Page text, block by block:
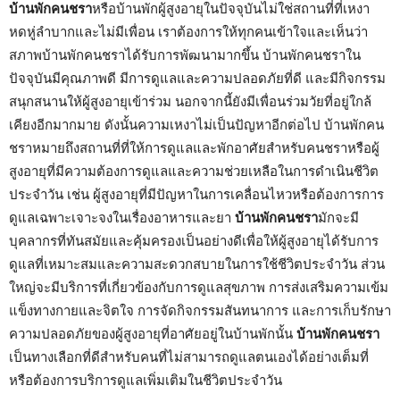
บ้านพักคนชราหรือบ้านพักผู้สูงอายุในปัจจุบันไม่ใช่สถานที่ที่เหงา
หดหู่ลำบากและไม่มีเพื่อน เราต้องการให้ทุกคนเข้าใจและเห็นว่า
สภาพบ้านพักคนชราได้รับการพัฒนามากขึ้น บ้านพักคนชราใน
ปัจจุบันมีคุณภาพดี มีการดูแลและความปลอดภัยที่ดี และมีกิจกรรม
สนุกสนานให้ผู้สูงอายุเข้าร่วม นอกจากนี้ยังมีเพื่อนร่วมวัยที่อยู่ใกล้
เคียงอีกมากมาย ดังนั้นความเหงาไม่เป็นปัญหาอีกต่อไป บ้านพักคน
ชราหมายถึงสถานที่ที่ให้การดูแลและพักอาศัยสำหรับคนชราหรือผู้
สูงอายุที่มีความต้องการดูแลและความช่วยเหลือในการดำเนินชีวิต
ประจำวัน เช่น ผู้สูงอายุที่มีปัญหาในการเคลื่อนไหวหรือต้องการการ
ดูแลเฉพาะเจาะจงในเรื่องอาหารและยา บ้านพักคนชรามักจะมี
บุคลากรที่ทันสมัยและคุ้มครองเป็นอย่างดีเพื่อให้ผู้สูงอายุได้รับการ
ดูแลที่เหมาะสมและความสะดวกสบายในการใช้ชีวิตประจำวัน ส่วน
ใหญ่จะมีบริการที่เกี่ยวข้องกับการดูแลสุขภาพ การส่งเสริมความเข้ม
แข็งทางกายและจิตใจ การจัดกิจกรรมสันทนาการ และการเก็บรักษา
ความปลอดภัยของผู้สูงอายุที่อาศัยอยู่ในบ้านพักนั้น บ้านพักคนชรา
เป็นทางเลือกที่ดีสำหรับคนที่ไม่สามารถดูแลตนเองได้อย่างเต็มที่
หรือต้องการบริการดูแลเพิ่มเติมในชีวิตประจำวัน